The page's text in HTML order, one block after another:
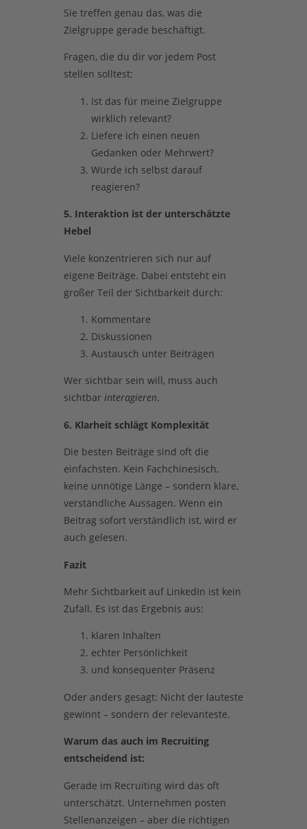
Sie treffen genau das, was die
Zielgruppe gerade beschäftigt.
Fragen, die du dir vor jedem Post
stellen solltest:
Ist das für meine Zielgruppe
wirklich relevant?
Liefere ich einen neuen
Gedanken oder Mehrwert?
Würde ich selbst darauf
reagieren?
5. Interaktion ist der unterschätzte
Hebel
Viele konzentrieren sich nur auf
eigene Beiträge. Dabei entsteht ein
großer Teil der Sichtbarkeit durch:
Kommentare
Diskussionen
Austausch unter Beiträgen
Wer sichtbar sein will, muss auch
sichtbar interagieren.
6. Klarheit schlägt Komplexität
Die besten Beiträge sind oft die
einfachsten. Kein Fachchinesisch,
keine unnötige Länge – sondern klare,
verständliche Aussagen. Wenn ein
Beitrag sofort verständlich ist, wird er
auch gelesen.
Fazit
Mehr Sichtbarkeit auf LinkedIn ist kein
Zufall. Es ist das Ergebnis aus:
klaren Inhalten
echter Persönlichkeit
und konsequenter Präsenz
Oder anders gesagt: Nicht der lauteste
gewinnt – sondern der relevanteste.
Warum das auch im Recruiting
entscheidend ist:
Gerade im Recruiting wird das oft
unterschätzt. Unternehmen posten
Stellenanzeigen – aber die richtigen